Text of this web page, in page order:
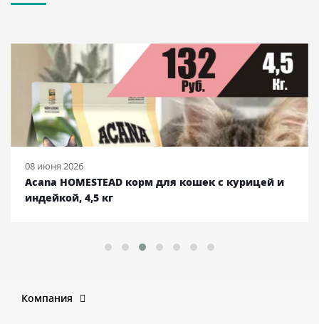
08 июня 2026
Acana HOMESTEAD корм для кошек с курицей и
индейкой, 4,5 кг
Компания